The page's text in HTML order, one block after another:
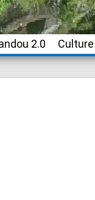
2.0 Culture